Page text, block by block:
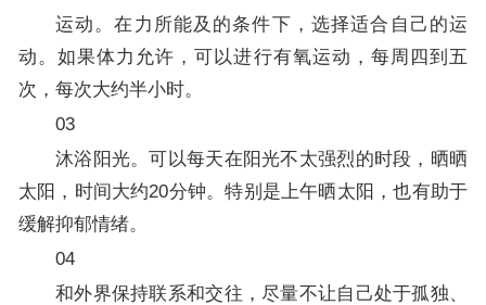
运动。在力所能及的条件下，选择适合自己的运
动。如果体力允许，可以进行有氧运动，每周四到五
次，每次大约半小时。
03
沐浴阳光。可以每天在阳光不太强烈的时段，晒晒
太阳，时间大约20分钟。特别是上午晒太阳，也有助于
缓解抑郁情绪。
04
和外界保持联系和交往，尽量不让自己处于孤独、